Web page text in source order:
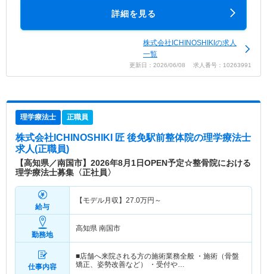
詳細を見る
株式会社ICHINOSHIKIの求人
一覧
更新日：2026/06/08 求人番号：10263991
理学療法士 正職員
株式会社ICHINOSHIKI 匠 後免駅前整体院の理学療法士
求人(正職員)
【高知県／南国市】2026年8月1日OPEN予定☆整骨院における
理学療法士募集〈正社員〉
給与
【モデル月収】 27.0万円～
勤務地
高知県 南国市
仕事内容
■店舗へ来院される方の施術業務全般 ・施術（骨盤
矯正、姿勢改善など） ・受付や…